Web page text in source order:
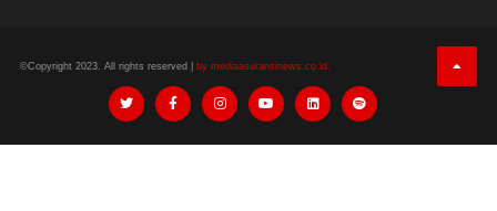
©Copyright 2023. All rights reserved | by mediaasuransinews.co.id.